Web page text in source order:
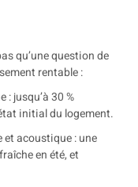
qu’une question de
rentable :
jusqu’à 30 %
initial du logement.
acoustique : une
en été, et